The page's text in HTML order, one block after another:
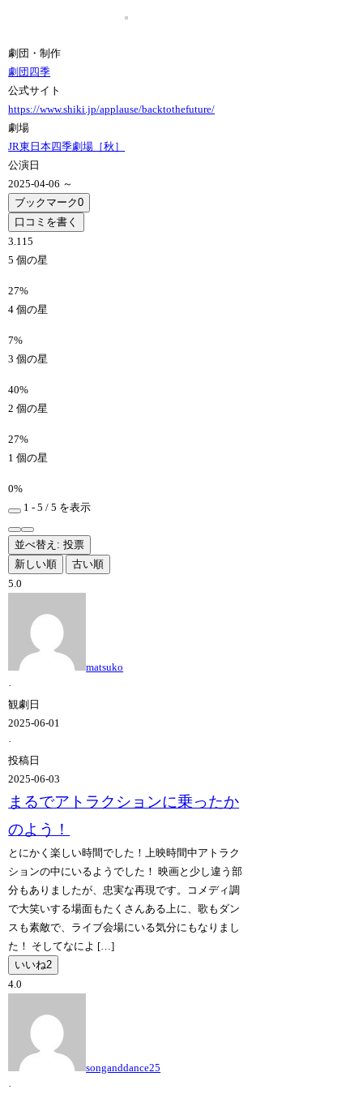
劇団・制作
劇団四季
公式サイト
https://www.shiki.jp/applause/backtothefuture/
劇場
JR東日本四季劇場［秋］
公演日
2025-04-06 ～
ブックマーク0
口コミを書く
3.115
5 個の星
27%
4 個の星
7%
3 個の星
40%
2 個の星
27%
1 個の星
0%
1 - 5 / 5 を表示
並べ替え: 投票
新しい順
古い順
5.0
matsuko
·
観劇日
2025-06-01
·
投稿日
2025-06-03
まるでアトラクションに乗ったか
のよう！
とにかく楽しい時間でした！上映時間中アトラク
ションの中にいるようでした！ 映画と少し違う部
分もありましたが、忠実な再現です。コメディ調
で大笑いする場面もたくさんある上に、歌もダン
スも素敵で、ライブ会場にいる気分にもなりまし
た！ そしてなによ […]
いいね2
4.0
songanddance25
·